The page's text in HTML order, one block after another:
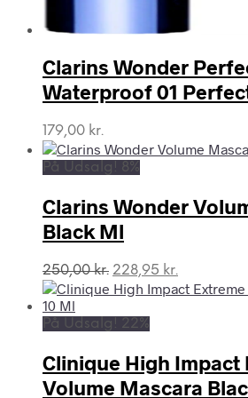
Clarins Wonder
Waterproof 01
179,00 kr.
På Udsalg! 8%
Clarins Wonder
Black Ml
250,00kr. Den
oprindelige
var:
228,95 kr.
aktuelle
På Udsalg! 22%
Clinique High Impact
Volume Mascara